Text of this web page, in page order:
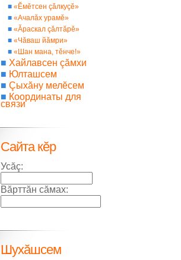
■ «Ĕмĕтсен çăлкуçĕ»
■ «Ачалăх урамĕ»
■ «Ăраскал çăлтăрĕ»
■ «Чăваш йăмри»
■ «Шан мана, тĕнче!»
■ Хайлавсен çăмхи
■ Юлташсем
■ Çыхăну мелĕсем
■ Координаты для
связи
Сайта кĕр
Усăç:
Вăрттăн сăмах:
Шухăшсем